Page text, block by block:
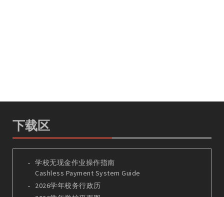
下载区
学校无现金作业操作指南
Cashless Payment System Guide
2026学年校务行政历